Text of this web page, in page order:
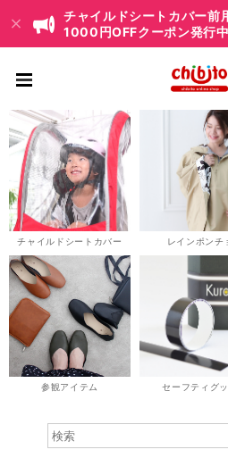
チャイルドシートカバー前
1000円OFFクーポン発行
チャイルドシートカバー レインポンチ
参観アイテム セーフティグ